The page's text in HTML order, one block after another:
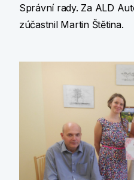
Správní rady. Za ALD
zúčastnil Martin Štětina.